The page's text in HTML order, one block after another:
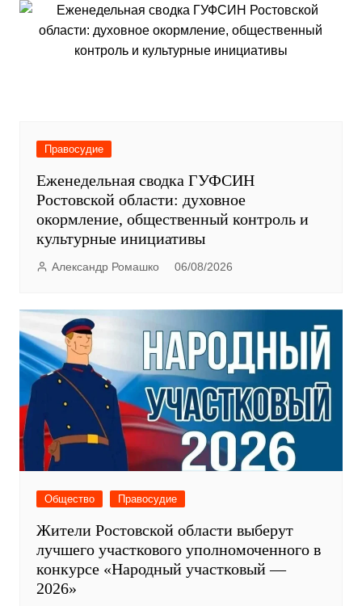
Правосудие
Еженедельная сводка ГУФСИН
Ростовской области: духовное
окормление, общественный контроль и
культурные инициативы
Александр Ромашко 06/08/2026
Общество Правосудие
Жители Ростовской области выберут
лучшего участкового уполномоченного в
конкурсе «Народный участковый —
2026»